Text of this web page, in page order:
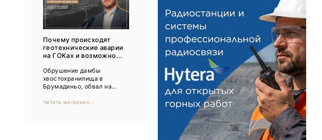
MiningWorld Russia 2026
ДП Подкаст. Новый сезон
Рудник 2025
MiningWorld Russia 2025
Уголь России и Майнинг 2025
Рудник 2024 | Обзор выставки
Почему происходят
геотехнические аварии
на ГОКах и возможно...
Обрушение дамбы
хвостохранилища в
Брумадиньо, обвал на...
Читать материал...